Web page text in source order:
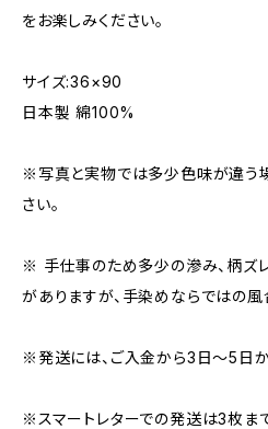
をお楽しみください。
サイズ:36×90
日本製 綿100%
※写真と実物では多少色味が違う
さい。
※ 手仕事のため多少の滲み、柄ズ
がありますが、手染めならではの風
※発送には、ご入金から3日〜5日か
※スマートレターでの発送は3枚ま